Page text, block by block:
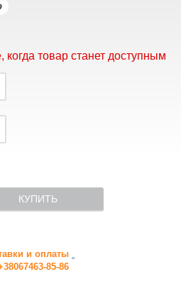
товар станет доступным
КУПИТЬ
и оплаты
85-86